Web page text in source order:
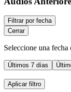
Filtrar por fecha
Cerrar
Seleccione una fecha
Últimos 7 días
Aplicar filtro